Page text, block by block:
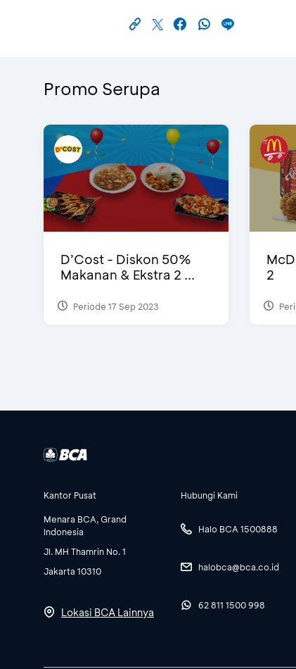
Promo Serupa
D’Cost - Diskon 50%
Makanan & Ekstra 2 ...
Periode 17 Sep 2023
2
Kantor Pusat
Menara BCA, Grand
Indonesia
Jl. MH Thamrin No. 1
Jakarta 10310
Lokasi BCA Lainnya
Hubungi Kami
Halo BCA 1500888
halobca@bca.co.id
62 811 1500 998